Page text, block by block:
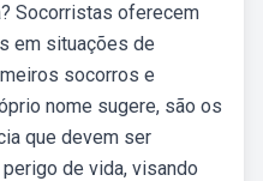
Socorristas oferecem
em situações de
socorros e
nome sugere, são os
que devem ser
de vida, visando